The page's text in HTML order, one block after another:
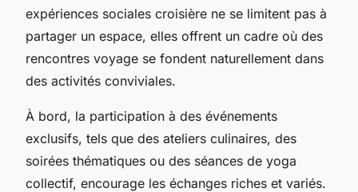
expériences sociales croisière ne se limitent pas à
partager un espace, elles offrent un cadre où des
rencontres voyage se fondent naturellement dans
des activités conviviales.
À bord, la participation à des événements
exclusifs, tels que des ateliers culinaires, des
soirées thématiques ou des séances de yoga
collectif, encourage les échanges riches et variés.